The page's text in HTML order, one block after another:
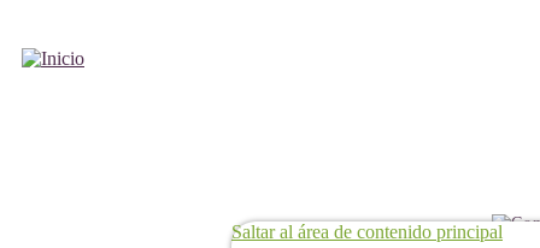
Saltar al área de contenido principal